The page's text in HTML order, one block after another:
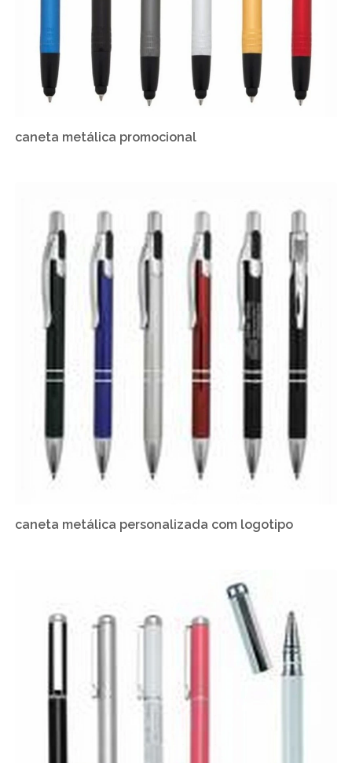
caneta metálica promocional
caneta metálica personalizada com logotipo